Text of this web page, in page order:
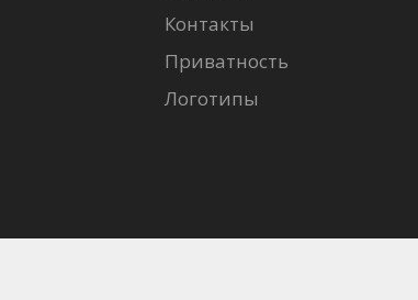
Контакты
Приватность
Логотипы